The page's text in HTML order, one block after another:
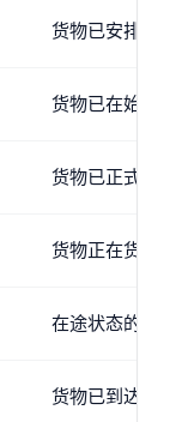
货物已安排并
货物已在始发
货物已正式接
货物正在货站
在途状态的货
货物已到达总